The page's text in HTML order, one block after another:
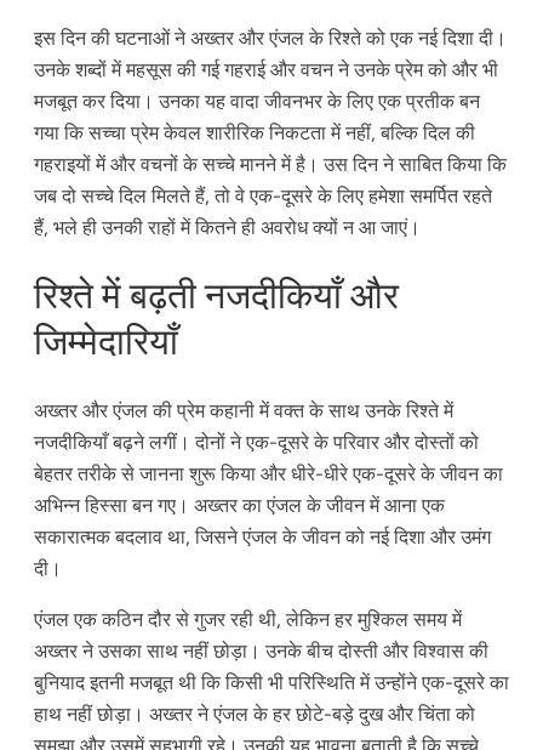
इस दिन की घटनाओं ने अख्तर और एंजल के रिश्ते को एक नई दिशा दी।
उनके शब्दों में महसूस की गई गहराई और वचन ने उनके प्रेम को और भी
मजबूत कर दिया। उनका यह वादा जीवनभर के लिए एक प्रतीक बन
गया कि सच्चा प्रेम केवल शारीरिक निकटता में नहीं, बल्कि दिल की
गहराइयों में और वचनों के सच्चे मानने में है। उस दिन ने साबित किया कि
जब दो सच्चे दिल मिलते हैं, तो वे एक-दूसरे के लिए हमेशा समर्पित रहते
हैं, भले ही उनकी राहों में कितने ही अवरोध क्यों न आ जाएं।
रिश्ते में बढ़ती नजदीकियाँ और
जिम्मेदारियाँ
अख्तर और एंजल की प्रेम कहानी में वक्त के साथ उनके रिश्ते में
नजदीकियाँ बढ़ने लगीं। दोनों ने एक-दूसरे के परिवार और दोस्तों को
बेहतर तरीके से जानना शुरू किया और धीरे-धीरे एक-दूसरे के जीवन का
अभिन्न हिस्सा बन गए। अख्तर का एंजल के जीवन में आना एक
सकारात्मक बदलाव था, जिसने एंजल के जीवन को नई दिशा और उमंग
दी।
एंजल एक कठिन दौर से गुजर रही थी, लेकिन हर मुश्किल समय में
अख्तर ने उसका साथ नहीं छोड़ा। उनके बीच दोस्ती और विश्वास की
बुनियाद इतनी मजबूत थी कि किसी भी परिस्थिति में उन्होंने एक-दूसरे का
हाथ नहीं छोड़ा। अख्तर ने एंजल के हर छोटे-बड़े दुख और चिंता को